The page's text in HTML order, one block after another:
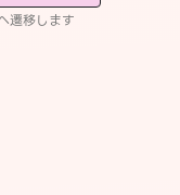
遷移します